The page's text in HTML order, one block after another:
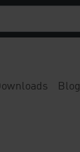
Blog